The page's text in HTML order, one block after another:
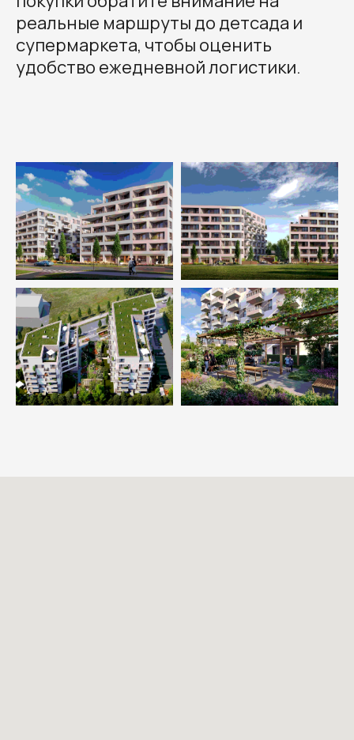
реальные маршруты до детсада и
супермаркета, чтобы оценить
удобство ежедневной логистики.